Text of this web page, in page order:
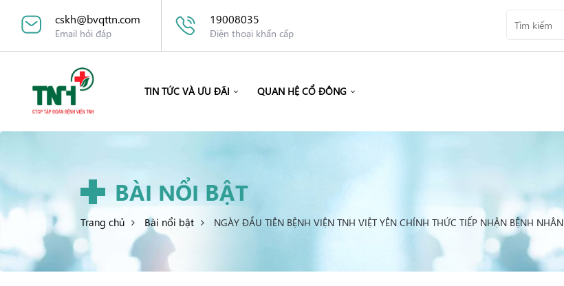
cskh@bvqttn.com
Email hỏi đáp
19008035
Điện thoại khẩn cấp
TIN TỨC VÀ ƯU ĐÃI QUAN HỆ CỔ ĐÔNG
BÀI NỔI BẬT
Trang chủ Bài nổi bật NGÀY ĐẦU TIÊN BỆNH VIỆN TNH VIỆT YÊN CHÍNH THỨC TIẾP NHẬN BỆNH NHÂN